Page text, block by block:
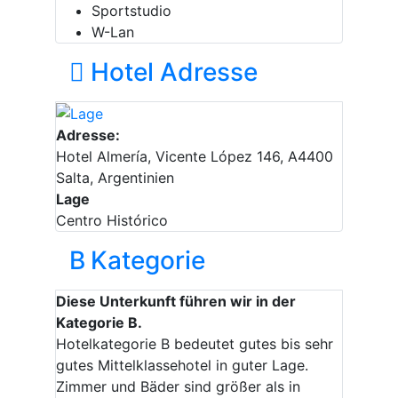
Sportstudio
W-Lan
Hotel Adresse
Adresse:
Hotel Almería, Vicente López 146, A4400
Salta, Argentinien
Lage
Centro Histórico
B Kategorie
Diese Unterkunft führen wir in der
Kategorie B.
Hotelkategorie B bedeutet gutes bis sehr
gutes Mittelklassehotel in guter Lage.
Zimmer und Bäder sind größer als in